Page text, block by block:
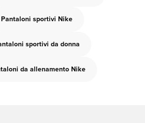
Pantaloni sportivi Nike
sportivi da donna
da allenamento Nike